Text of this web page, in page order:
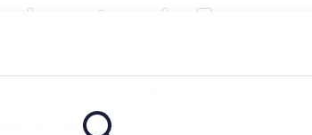
de autos de
Fecha de devolución
de 70 años